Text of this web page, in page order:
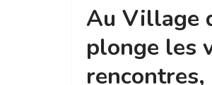
Au Village
plonge les